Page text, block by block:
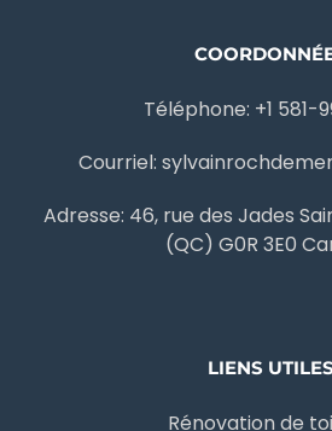
Téléphone: +1 581-
Courriel:
Adresse: 46, rue des Jades
(QC) G0R 3E0
LIENS UTILES
Rénovation de